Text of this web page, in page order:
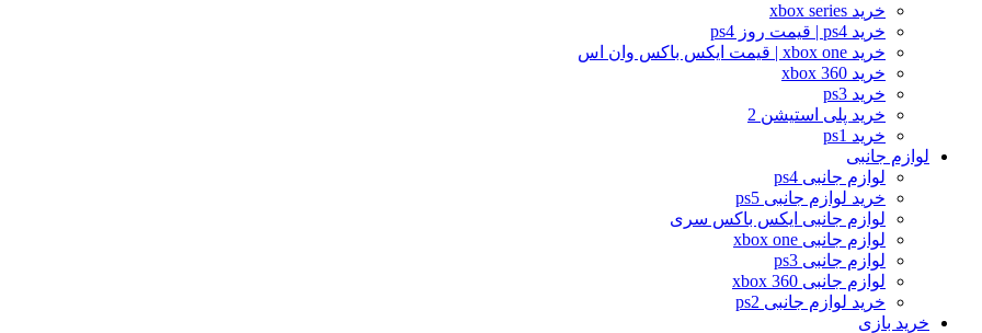
خرید xbox series
خرید ps4 | قیمت روز ps4
خرید xbox one | قیمت ایکس باکس وان اس
خرید xbox 360
خرید ps3
خرید پلی استیشن 2
خرید ps1
لوازم جانبی
لوازم جانبی ps4
خرید لوازم جانبی ps5
لوازم جانبی ایکس باکس سری
لوازم جانبی xbox one
لوازم جانبی ps3
لوازم جانبی xbox 360
خرید لوازم جانبی ps2
خرید بازی